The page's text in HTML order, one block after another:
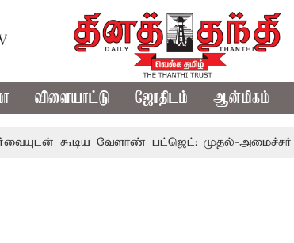
விளையாட்டு ஜோதிடம் ஆன்மிகம்
வேளாண் பட்ஜெட்: முதல்-அமைச்சர் விஜய்